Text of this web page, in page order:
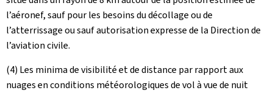
l’aéronef, sauf pour les besoins du décollage ou de
l’atterrissage ou sauf autorisation expresse de la Direction de
l’aviation civile.
(4) Les minima de visibilité et de distance par rapport aux
nuages en conditions météorologiques de vol à vue de nuit